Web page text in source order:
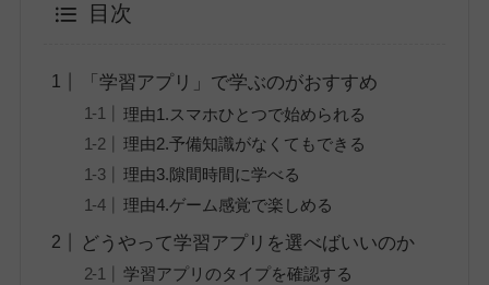
目次
「学習アプリ」で学ぶのがおすすめ
理由1.スマホひとつで始められる
理由2.予備知識がなくてもできる
理由3.隙間時間に学べる
理由4.ゲーム感覚で楽しめる
どうやって学習アプリを選べばいいのか
学習アプリのタイプを確認する